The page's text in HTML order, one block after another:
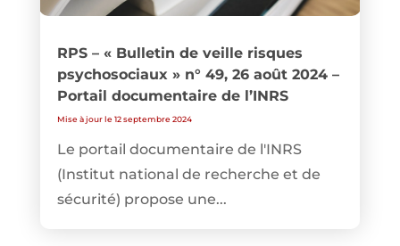
RPS – « Bulletin de veille risques
psychosociaux » n° 49, 26 août 2024 –
Portail documentaire de l’INRS
Mise à jour le 12 septembre 2024
Le portail documentaire de l'INRS
(Institut national de recherche et de
sécurité) propose une...